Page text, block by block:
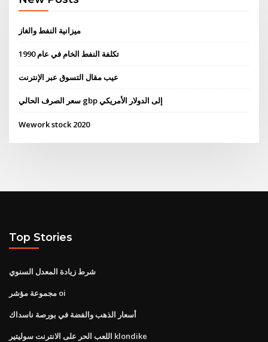
ميزانية النفط والغاز
تكلفة النفط الخام في عام 1990
عيب مقال التسوق عبر الإنترنت
سعر الصرف الحالي gbp إلى الدولار الأمريكي
Wework stock 2020
Top Stories
شرط زيادة المعدل السنوي
مجموعة مؤشر oi
أسعار الذهب والفضة في بورصة ناسداك
اللعب الحر على الانترنت سوليتير klondike